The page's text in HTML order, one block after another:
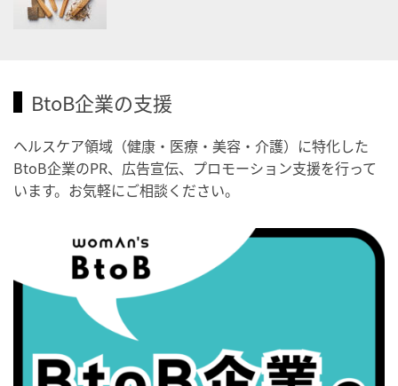
2026/09/03(木)
・健康増進普及月間
・職場の健康診断実施強化月間
・秋の睡眠の日
・がん征圧月間
・世界アルツハイマー月間
・健康増進普及月間
・歯ヂカラ探究月間
・職場の健康診断実施強化月間
・世界性の健康デー
BtoB企業の支援
ヘルスケア領域（健康・医療・美容・介護）に特化した
BtoB企業のPR、広告宣伝、プロモーション支援を行って
います。お気軽にご相談ください。